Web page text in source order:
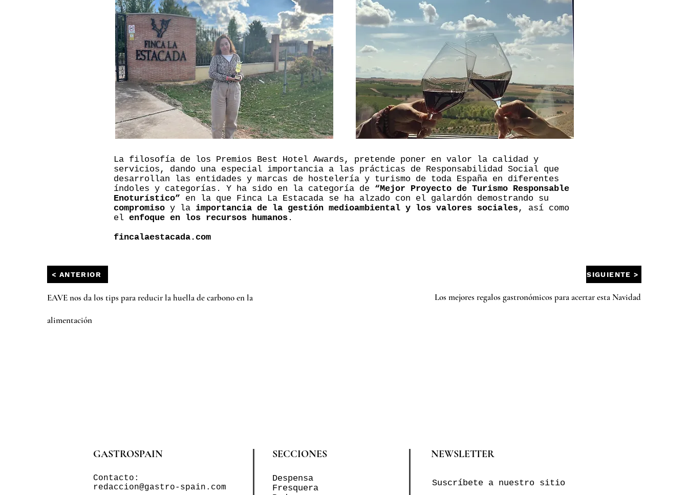
La filosofía de los Premios Best Hotel Awards, pretende poner en valor la calidad y
servicios, dando una especial importancia a las prácticas de Responsabilidad Social que
desarrollan las entidades y marcas de hostelería y turismo de toda España en diferentes
índoles y categorías. Y ha sido en la categoría de “Mejor Proyecto de Turismo Responsable
Enoturístico” en la que Finca La Estacada se ha alzado con el galardón demostrando su
compromiso y la importancia de la gestión medioambiental y los valores sociales, así como
el enfoque en los recursos humanos .
fincalaestacada.com
< ANTERIOR
EAVE nos da los tips para reducir la huella de carbono en la
alimentación
SIGUIENTE >
Los mejores regalos gastronómicos para acertar esta Navidad
GASTROSPAIN
Contacto:
redaccion@gastro-spain.com
SECCIONES
Despensa
Fresquera
NEWSLETTER
Suscríbete a nuestro sitio